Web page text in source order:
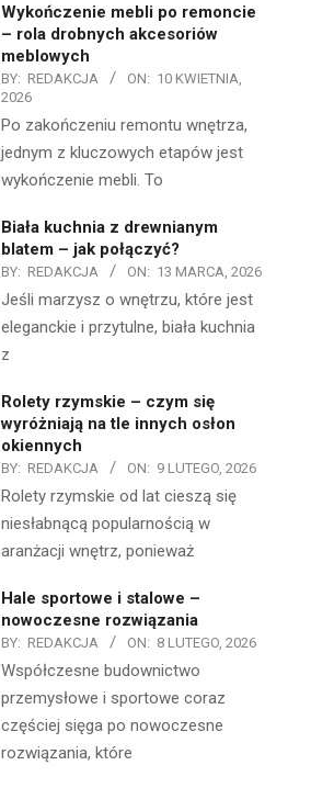
Wykończenie mebli po remoncie
– rola drobnych akcesoriów
meblowych
BY: REDAKCJA ON: 10 KWIETNIA,
2026
Po zakończeniu remontu wnętrza,
jednym z kluczowych etapów jest
wykończenie mebli. To
Biała kuchnia z drewnianym
blatem – jak połączyć?
BY: REDAKCJA ON: 13 MARCA, 2026
Jeśli marzysz o wnętrzu, które jest
eleganckie i przytulne, biała kuchnia
z
Rolety rzymskie – czym się
wyróżniają na tle innych osłon
okiennych
BY: REDAKCJA ON: 9 LUTEGO, 2026
Rolety rzymskie od lat cieszą się
niesłabnącą popularnością w
aranżacji wnętrz, ponieważ
Hale sportowe i stalowe –
nowoczesne rozwiązania
BY: REDAKCJA ON: 8 LUTEGO, 2026
Współczesne budownictwo
przemysłowe i sportowe coraz
częściej sięga po nowoczesne
rozwiązania, które